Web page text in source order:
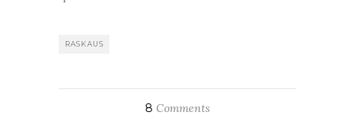
RASKAUS
8 Comments